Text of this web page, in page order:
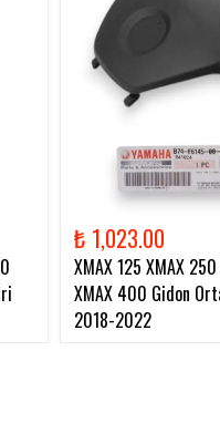
₺ 1,023.00
XMAX 125 XMAX
XMAX 400 Gidon
2018-2022